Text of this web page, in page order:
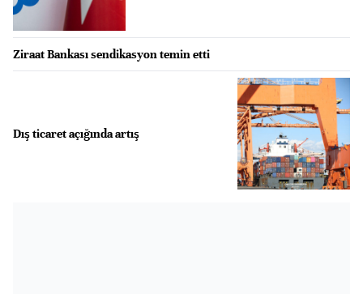
Ziraat Bankası sendikasyon temin etti
Dış ticaret açığında artış